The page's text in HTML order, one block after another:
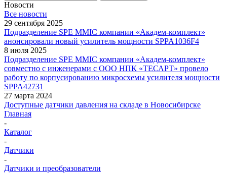
Новости
Все новости
29 сентября 2025
Подразделение SPE MMIC компании «Академ-комплект»
анонсировали новый усилитель мощности SPPA1036F4
8 июля 2025
Подразделение SPE MMIC компании «Академ-комплект»
совместно с инженерами с ООО НПК «ТЕСАРТ» провело
работу по корпусированию микросхемы усилителя мощности
SPPA42731
27 марта 2024
Доступные датчики давления на складе в Новосибирске
Главная
-
Каталог
-
Датчики
-
Датчики и преобразователи